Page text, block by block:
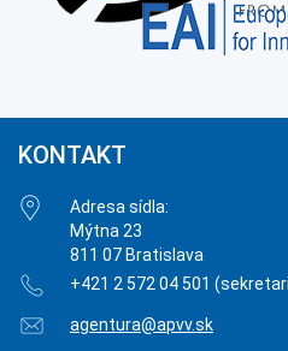
KONTAKT
Adresa sídla:
Mýtna 23
811 07 Bratislava
+421 2 572 04 501
agentura@apvv.sk